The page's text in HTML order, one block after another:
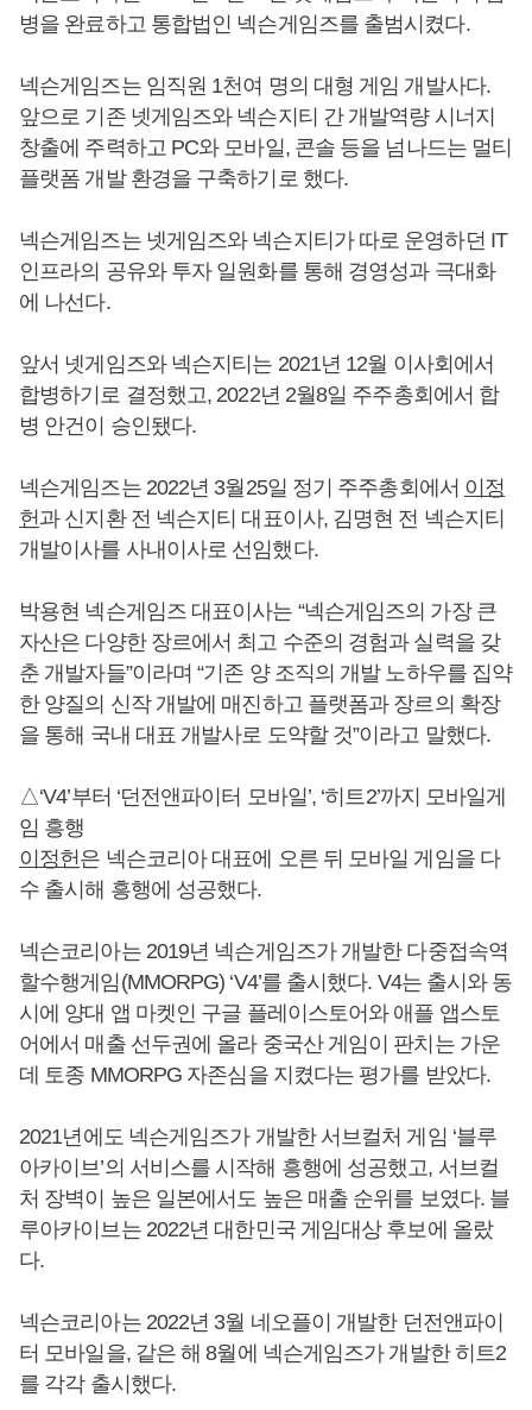
병을 완료하고 통합법인 넥슨게임즈를 출범시켰다.
넥슨게임즈는 임직원 1천여 명의 대형 게임 개발사다.
앞으로 기존 넷게임즈와 넥슨지티 간 개발역량 시너지
창출에 주력하고 PC와 모바일, 콘솔 등을 넘나드는 멀티
플랫폼 개발 환경을 구축하기로 했다.
넥슨게임즈는 넷게임즈와 넥슨지티가 따로 운영하던 IT
인프라의 공유와 투자 일원화를 통해 경영성과 극대화
에 나선다.
앞서 넷게임즈와 넥슨지티는 2021년 12월 이사회에서
합병하기로 결정했고, 2022년 2월8일 주주총회에서 합
병 안건이 승인됐다.
넥슨게임즈는 2022년 3월25일 정기 주주총회에서 이정
헌과 신지환 전 넥슨지티 대표이사, 김명현 전 넥슨지티
개발이사를 사내이사로 선임했다.
박용현 넥슨게임즈 대표이사는 “넥슨게임즈의 가장 큰
자산은 다양한 장르에서 최고 수준의 경험과 실력을 갖
춘 개발자들”이라며 “기존 양 조직의 개발 노하우를 집약
한 양질의 신작 개발에 매진하고 플랫폼과 장르의 확장
을 통해 국내 대표 개발사로 도약할 것”이라고 말했다.
△‘V4’부터 ‘던전앤파이터 모바일’, ‘히트2’까지 모바일게
임 흥행
이정헌은 넥슨코리아 대표에 오른 뒤 모바일 게임을 다
수 출시해 흥행에 성공했다.
넥슨코리아는 2019년 넥슨게임즈가 개발한 다중접속역
할수행게임(MMORPG) ‘V4’를 출시했다. V4는 출시와 동
시에 양대 앱 마켓인 구글 플레이스토어와 애플 앱스토
어에서 매출 선두권에 올라 중국산 게임이 판치는 가운
데 토종 MMORPG 자존심을 지켰다는 평가를 받았다.
2021년에도 넥슨게임즈가 개발한 서브컬처 게임 ‘블루
아카이브’의 서비스를 시작해 흥행에 성공했고, 서브컬
처 장벽이 높은 일본에서도 높은 매출 순위를 보였다. 블
루아카이브는 2022년 대한민국 게임대상 후보에 올랐
다.
넥슨코리아는 2022년 3월 네오플이 개발한 던전앤파이
터 모바일을, 같은 해 8월에 넥슨게임즈가 개발한 히트2
를 각각 출시했다.